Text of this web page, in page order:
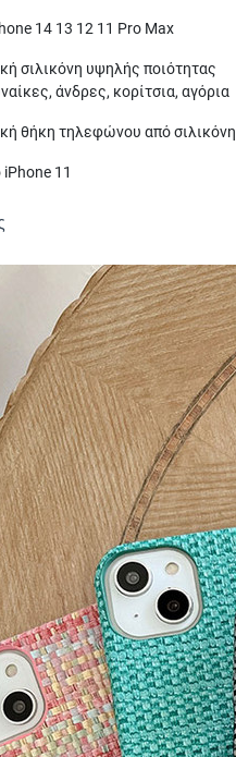
14 13 12 11 Pro Max
σιλικόνη υψηλής ποιότητας
άνδρες, κορίτσια, αγόρια
θήκη τηλεφώνου από σιλικόνη
iPhone 11